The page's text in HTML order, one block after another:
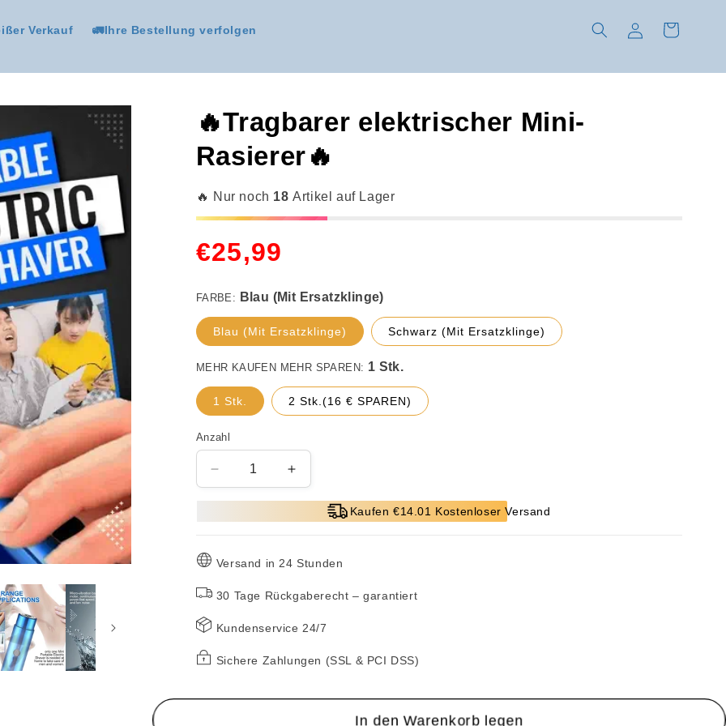
Verkauf 🚛Ihre Bestellung verfolgen EinloggenWarenkorb
🔥Tragbarer elektrischer Mini-
Rasierer🔥
🔥 Nur noch 18Artikel auf Lager
Normaler
Preis
€25,99
FARBE:
Blau (Mit Ersatzklinge)
Blau (Mit Ersatzklinge) Schwarz (Mit Ersatzklinge)
MEHR KAUFEN MEHR SPAREN:
1 Stk.
1 Stk. 2 Stk.(16 € SPAREN)
Anzahl
Verringere
die
für
Tragbarer
Mini-
🔥
Erhöhe
die
Menge
für
Tragbarer
Mini-
🔥
Kaufen €14.01 Kostenloser Versand
Versand in 24 Stunden
30 Tage Rückgaberecht – garantiert
Kundenservice 24/7
Sichere Zahlungen (SSL & PCI DSS)
In den Warenkorb legen